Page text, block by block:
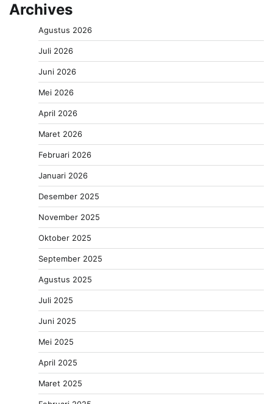
Archives
Agustus 2026
Juli 2026
Juni 2026
Mei 2026
April 2026
Maret 2026
Februari 2026
Januari 2026
Desember 2025
November 2025
Oktober 2025
September 2025
Agustus 2025
Juli 2025
Juni 2025
Mei 2025
April 2025
Maret 2025